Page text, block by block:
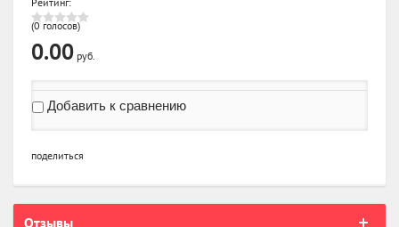
(0 голосов)
0.00 руб.
Добавить к сравнению
поделиться
Отзывы